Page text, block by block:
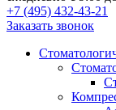
+7 (495) 432-43-21
Заказать звонок